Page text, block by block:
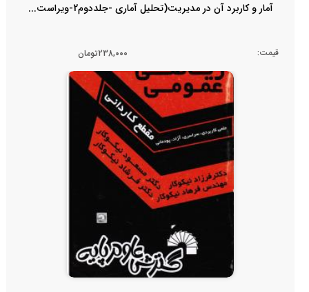
آمار و کاربرد آن در مدیریت(تحلیل آماری -جلددوم2-ویراست...
قیمت: 238,000تومان